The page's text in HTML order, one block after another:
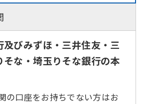
及びみずほ・三井住友・三
そな・埼玉りそな銀行の本
の口座をお持ちでない方はお